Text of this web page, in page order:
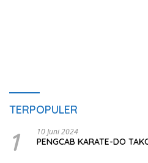
TERPOPULER
1 10 Juni 2024
PENGCAB KARATE-DO